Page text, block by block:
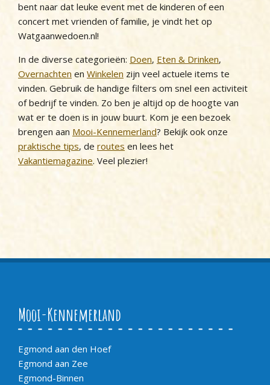
bent naar dat leuke event met de kinderen of een
concert met vrienden of familie, je vindt het op
Watgaanwedoen.nl!
In de diverse categorieën: Doen, Eten & Drinken,
Overnachten en Winkelen zijn veel actuele items te
vinden. Gebruik de handige filters om snel een activiteit
of bedrijf te vinden. Zo ben je altijd op de hoogte van
wat er te doen is in jouw buurt. Kom je een bezoek
brengen aan Mooi-Kennemerland? Bekijk ook onze
praktische tips, de routes en lees het
Vakantiemagazine. Veel plezier!
Mooi-Kennemerland
Egmond aan den Hoef
Egmond aan Zee
Egmond-Binnen